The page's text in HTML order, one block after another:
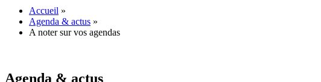
Accueil »
Agenda & actus »
A noter sur vos agendas
Agenda & actus